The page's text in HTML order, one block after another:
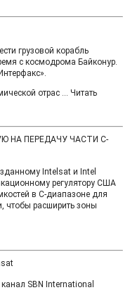
грузовой корабль
с космодрома Байконур.
отрас ... Читать
НА ПЕРЕДАЧУ ЧАСТИ C-
Intelsat и Intel
регулятору США
в С-диапазоне для
чтобы расширить зоны
SBN International